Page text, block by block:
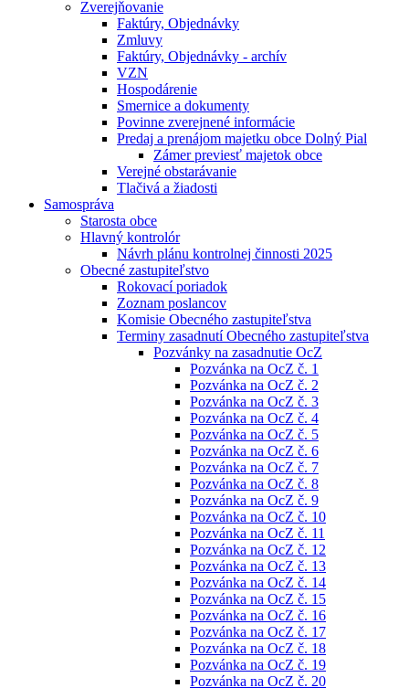
Zverejňovanie
Faktúry, Objednávky
Zmluvy
Faktúry, Objednávky - archív
VZN
Hospodárenie
Smernice a dokumenty
Povinne zverejnené informácie
Predaj a prenájom majetku obce Dolný Pial
Zámer previesť majetok obce
Verejné obstarávanie
Tlačivá a žiadosti
Samospráva
Starosta obce
Hlavný kontrolór
Návrh plánu kontrolnej činnosti 2025
Obecné zastupiteľstvo
Rokovací poriadok
Zoznam poslancov
Komisie Obecného zastupiteľstva
Terminy zasadnutí Obecného zastupiteľstva
Pozvánky na zasadnutie OcZ
Pozvánka na OcZ č. 1
Pozvánka na OcZ č. 2
Pozvánka na OcZ č. 3
Pozvánka na OcZ č. 4
Pozvánka na OcZ č. 5
Pozvánka na OcZ č. 6
Pozvánka na OcZ č. 7
Pozvánka na OcZ č. 8
Pozvánka na OcZ č. 9
Pozvánka na OcZ č. 10
Pozvánka na OcZ č. 11
Pozvánka na OcZ č. 12
Pozvánka na OcZ č. 13
Pozvánka na OcZ č. 14
Pozvánka na OcZ č. 15
Pozvánka na OcZ č. 16
Pozvánka na OcZ č. 17
Pozvánka na OcZ č. 18
Pozvánka na OcZ č. 19
Pozvánka na OcZ č. 20